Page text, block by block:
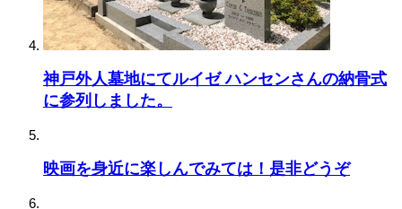
神戸外人墓地にてルイゼ ハンセンさんの納骨式
に参列しました。
映画を身近に楽しんでみては！是非どうぞ